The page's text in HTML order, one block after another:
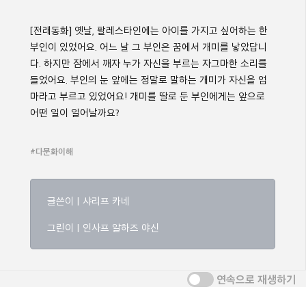
[전래동화] 옛날, 팔레스타인에는 아이를 가지고 싶어하는 한
부인이 있었어요. 어느 날 그 부인은 꿈에서 개미를 낳았답니
다. 하지만 잠에서 깨자 누가 자신을 부르는 자그마한 소리를
들었어요. 부인의 눈 앞에는 정말로 말하는 개미가 자신을 엄
마라고 부르고 있었어요! 개미를 딸로 둔 부인에게는 앞으로
어떤 일이 일어날까요?
#다문화이해
글쓴이 | 샤리프 카네
그린이 | 인사프 알하즈 야신
연속으로 재생하기